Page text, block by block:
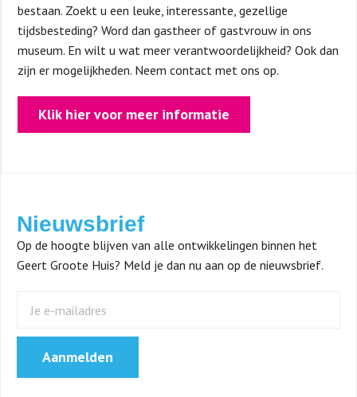
bestaan. Zoekt u een leuke, interessante, gezellige
tijdsbesteding? Word dan gastheer of gastvrouw in ons
museum. En wilt u wat meer verantwoordelijkheid? Ook dan
zijn er mogelijkheden. Neem contact met ons op.
Klik hier voor meer informatie
Nieuwsbrief
Op de hoogte blijven van alle ontwikkelingen binnen het
Geert Groote Huis? Meld je dan nu aan op de nieuwsbrief.
Aanmelden